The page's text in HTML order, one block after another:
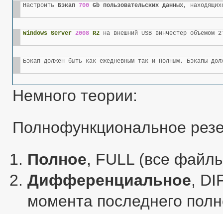
Настроить Бэкап 700 Gb пользовательских данных,
Windows Server 2008 R2 на внешний USB винчестер объемом
Бэкап должен быть как ежедневным так и Полным. Бэкапы
Немного теории:
Полнофункциональное
Полное, FULL (все
Дифференциальное,
момента последнего